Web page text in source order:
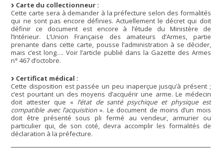
Carte du collectionneur :
Cette carte sera à demander à la préfecture selon des formalités
qui ne sont pas encore définies. Actuellement le décret qui doit
définir ce document est encore à l’étude du Ministère de
l’Intérieur. L’Union Française des amateurs d’Armes, partie
prenante dans cette carte, pousse l’administration à se décider,
mais c’est long…. Voir l’article publié dans la Gazette des Armes
n° 467 d’octobre.
Certificat médical :
Cette disposition est passée un peu inaperçue jusqu’à présent ;
c’est pourtant un des moyens d’acquérir une arme. Le médecin
doit attester que « l’état de santé psychique et physique est
compatible avec l’acquisition». Le document de moins d’un mois
doit être présenté sous pli fermé au vendeur, armurier ou
particulier qui, de son coté, devra accomplir les formalités de
déclaration à la préfecture.